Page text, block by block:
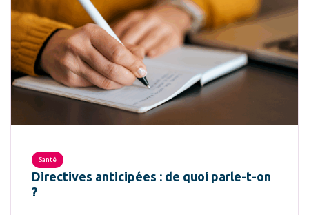
Santé
Directives anticipées : de quoi parle-t-on
?